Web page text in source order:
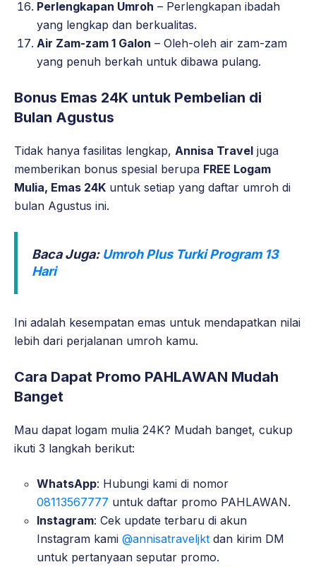
Perlengkapan Umroh – Perlengkapan ibadah
yang lengkap dan berkualitas.
Air Zam-zam 1 Galon – Oleh-oleh air zam-zam
yang penuh berkah untuk dibawa pulang.
Bonus Emas 24K untuk Pembelian di
Bulan Agustus
Tidak hanya fasilitas lengkap, Annisa Travel juga
memberikan bonus spesial berupa FREE Logam
Mulia, Emas 24K untuk setiap yang daftar umroh di
bulan Agustus ini.
Baca Juga: Umroh Plus Turki Program 13
Hari
Ini adalah kesempatan emas untuk mendapatkan nilai
lebih dari perjalanan umroh kamu.
Cara Dapat Promo PAHLAWAN Mudah
Banget
Mau dapat logam mulia 24K? Mudah banget, cukup
ikuti 3 langkah berikut:
WhatsApp: Hubungi kami di nomor
08113567777 untuk daftar promo PAHLAWAN.
Instagram: Cek update terbaru di akun
Instagram kami @annisatraveljkt dan kirim DM
untuk pertanyaan seputar promo.